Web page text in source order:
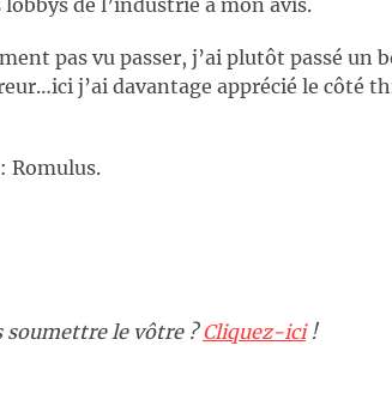
pas vu passer, j’ai plutôt passé un
j’ai davantage apprécié le côté
Romulus.
soumettre le vôtre ?Cliquez-ici!